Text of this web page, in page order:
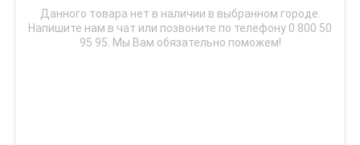
Данного товара нет в наличии в выбранном городе.
Напишите нам в чат или позвоните по телефону 0 800 50
95 95. Мы Вам обязательно поможем!